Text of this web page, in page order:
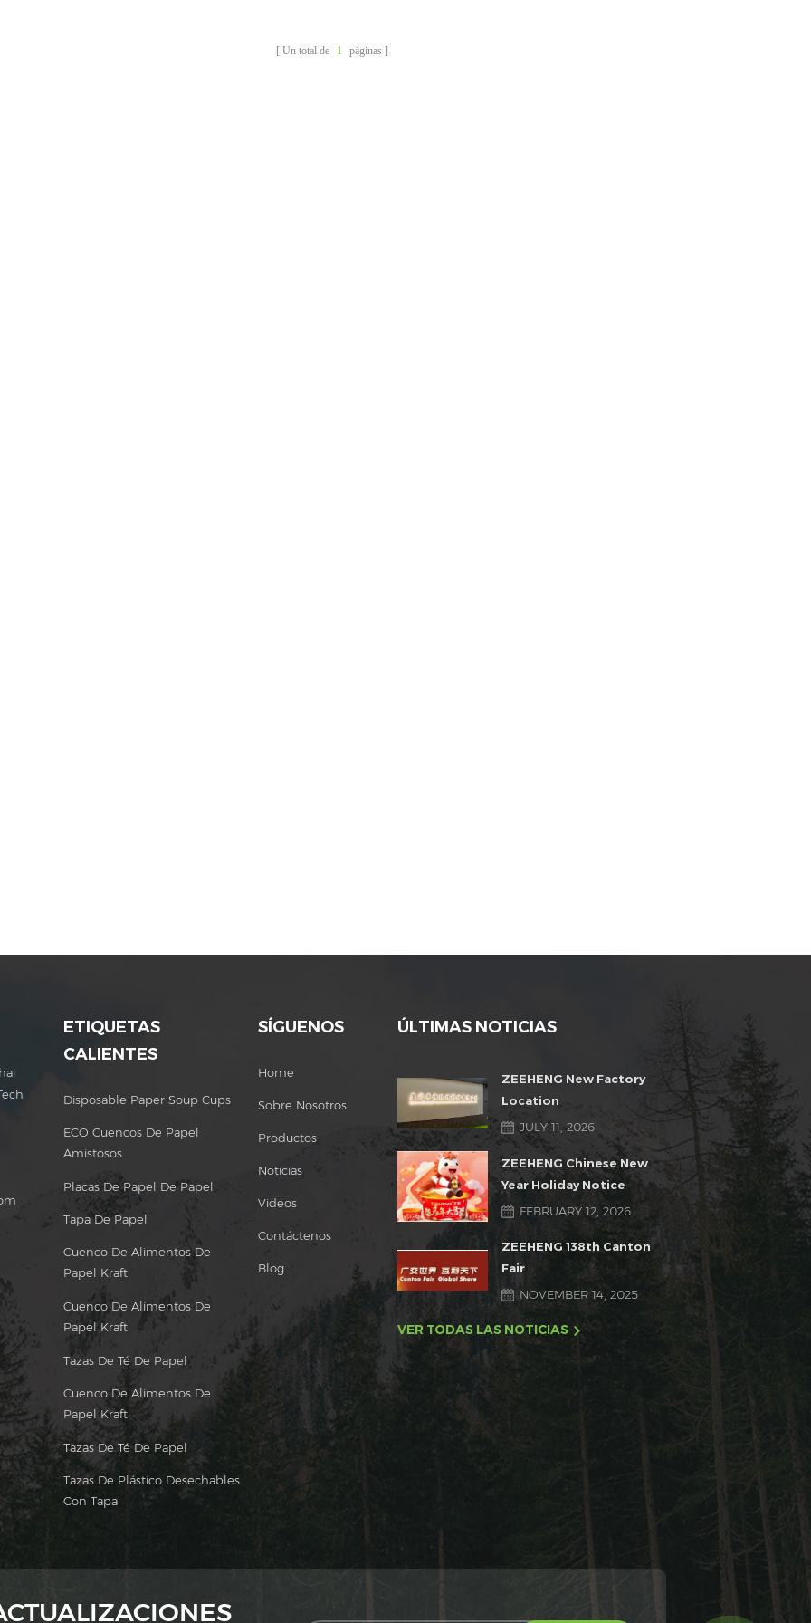
Un total de 1 páginas
ETIQUETAS
CALIENTES
Disposable Paper Soup Cups
ECO Cuencos De Papel
Amistosos
Placas De Papel De Papel
Tapa De Papel
Cuenco De Alimentos De
Papel Kraft
Cuenco De Alimentos De
Papel Kraft
Tazas De Té De Papel
Cuenco De Alimentos De
Papel Kraft
Tazas De Té De Papel
Tazas De Plástico Desechables
Con Tapa
SÍGUENOS
Home
Sobre Nosotros
Productos
Noticias
Videos
Contáctenos
Blog
ÚLTIMAS NOTICIAS
ZEEHENG New Factory
Location
JULY 11, 2026
ZEEHENG Chinese New
Year Holiday Notice
FEBRUARY 12, 2026
ZEEHENG 138th Canton
Fair
NOVEMBER 14, 2025
VER TODAS LAS NOTICIAS